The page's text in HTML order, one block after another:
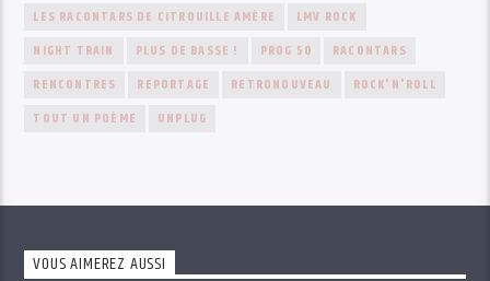
LES RACONTARS DE CITROUILLE AMÈRE
LMV ROCK
NIGHT TRAIN
PLUS DE BASSE ! PROG 50
RACONTARS
RENCONTRES
REPORTAGE RETRONOUVEAU
ROCK'N'ROLL
TOUT UN POÈME
UNPLUG
VOUS AIMEREZ AUSSI